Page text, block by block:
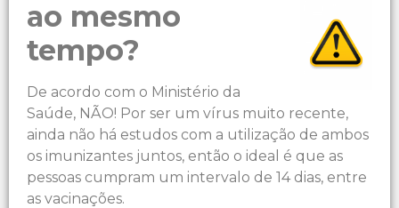
ao mesmo
tempo?
De acordo com o Ministério da
Saúde, NÃO! Por ser um vírus muito recente,
ainda não há estudos com a utilização de ambos
os imunizantes juntos, então o ideal é que as
pessoas cumpram um intervalo de 14 dias, entre
as vacinações.